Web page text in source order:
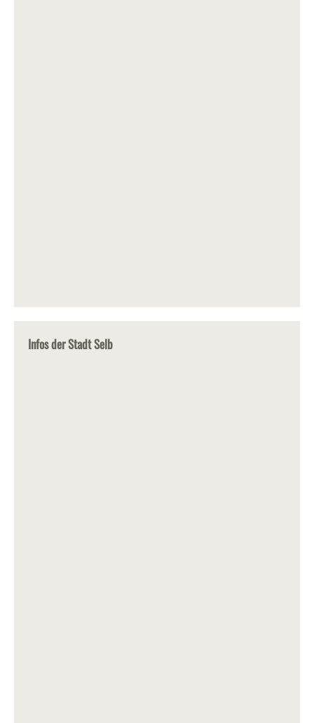
Infos der Stadt Selb